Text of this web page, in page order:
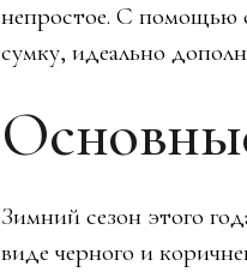
непростое. С помощью
сумку, идеально
Зимний сезон этого
виде черного и